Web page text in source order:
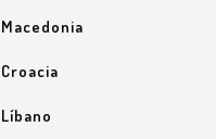
Macedonia
Croacia
Líbano